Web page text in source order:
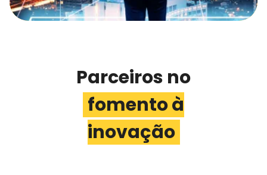
Parceiros no
fomento à
inovação